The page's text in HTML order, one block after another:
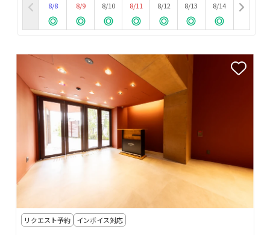
8/8
8/9
8/10
8/11
8/12
8/13
8/14
リクエスト予約 インボイス対応